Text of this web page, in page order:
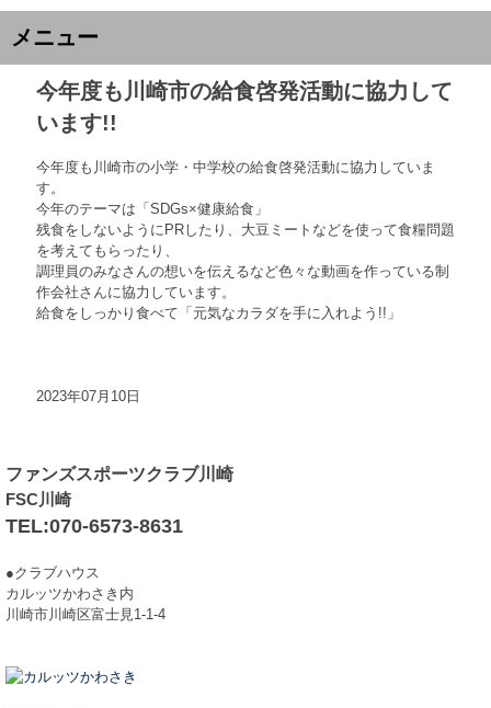
メニュー
今年度も川崎市の給食啓発活動に協力して
います!!
今年度も川崎市の小学・中学校の給食啓発活動に協力していま
す。
今年のテーマは「SDGs×健康給食」
残食をしないようにPRしたり、大豆ミートなどを使って食糧問題
を考えてもらったり、
調理員のみなさんの想いを伝えるなど色々な動画を作っている制
作会社さんに協力しています。
給食をしっかり食べて「元気なカラダを手に入れよう!!」
2023年07月10日
ファンズスポーツクラブ川崎
FSC川崎
TEL:070-6573-8631
●クラブハウス
カルッツかわさき内
川崎市川崎区富士見1-1-4